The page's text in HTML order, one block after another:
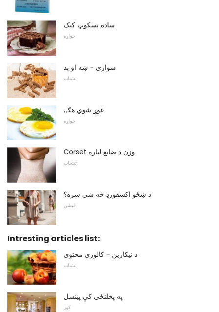
ساده بسکوټ کیک
خواړه
سواری - ښه او بد
تشناب
غوړ شوي هګۍ
خواړه
Corset وزن د ضایع لپاره
تشناب
د ښځو اکسفورډ څه شی سره؟
فیشن
Intresting articles list:
د نیکارین - کالوری محتوی
تشناب
په پخلنځي کې پینسل
کور